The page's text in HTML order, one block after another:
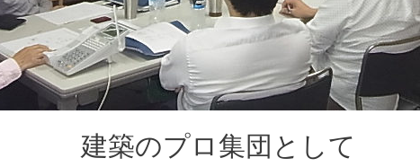
建築のプロ集団として